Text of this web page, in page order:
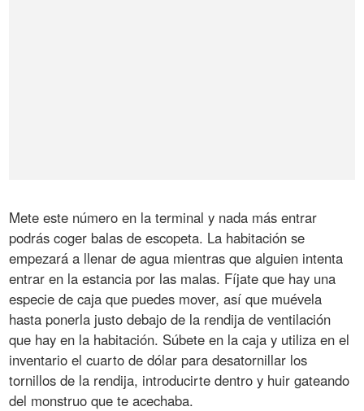
Mete este número en la terminal y nada más entrar
podrás coger balas de escopeta. La habitación se
empezará a llenar de agua mientras que alguien intenta
entrar en la estancia por las malas. Fíjate que hay una
especie de caja que puedes mover, así que muévela
hasta ponerla justo debajo de la rendija de ventilación
que hay en la habitación. Súbete en la caja y utiliza en el
inventario el cuarto de dólar para desatornillar los
tornillos de la rendija, introducirte dentro y huir gateando
del monstruo que te acechaba.